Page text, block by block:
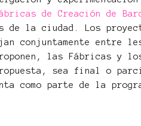
de Creación de
de la ciudad. Los
conjuntamente entre
las Fábricas y
sea final o
como parte de la